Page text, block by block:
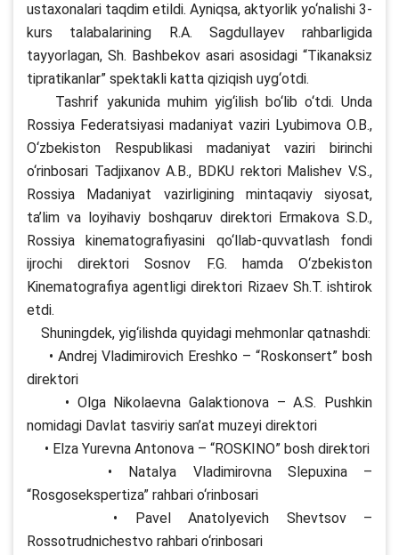
ustaxonalari taqdim etildi. Ayniqsa, aktyorlik yo‘nalishi 3-
kurs talabalarining R.A. Sagdullayev rahbarligida
tayyorlagan, Sh. Bashbekov asari asosidagi “Tikanaksiz
tipratikanlar” spektakli katta qiziqish uyg‘otdi.
Tashrif yakunida muhim yig‘ilish bo‘lib o‘tdi. Unda
Rossiya Federatsiyasi madaniyat vaziri Lyubimova O.B.,
O‘zbekiston Respublikasi madaniyat vaziri birinchi
o‘rinbosari Tadjixanov A.B., BDKU rektori Malishev V.S.,
Rossiya Madaniyat vazirligining mintaqaviy siyosat,
ta’lim va loyihaviy boshqaruv direktori Ermakova S.D.,
Rossiya kinematografiyasini qo‘llab-quvvatlash fondi
ijrochi direktori Sosnov F.G. hamda O‘zbekiston
Kinematografiya agentligi direktori Rizaev Sh.T. ishtirok
etdi.
Shuningdek, yig‘ilishda quyidagi mehmonlar qatnashdi:
• Andrej Vladimirovich Ereshko – “Roskonsert” bosh
direktori
• Olga Nikolaevna Galaktionova – A.S. Pushkin
nomidagi Davlat tasviriy san’at muzeyi direktori
• Elza Yurevna Antonova – “ROSKINO” bosh direktori
• Natalya Vladimirovna Slepuxina –
“Rosgosekspertiza” rahbari o‘rinbosari
• Pavel Anatolyevich Shevtsov –
Rossotrudnichestvo rahbari o‘rinbosari